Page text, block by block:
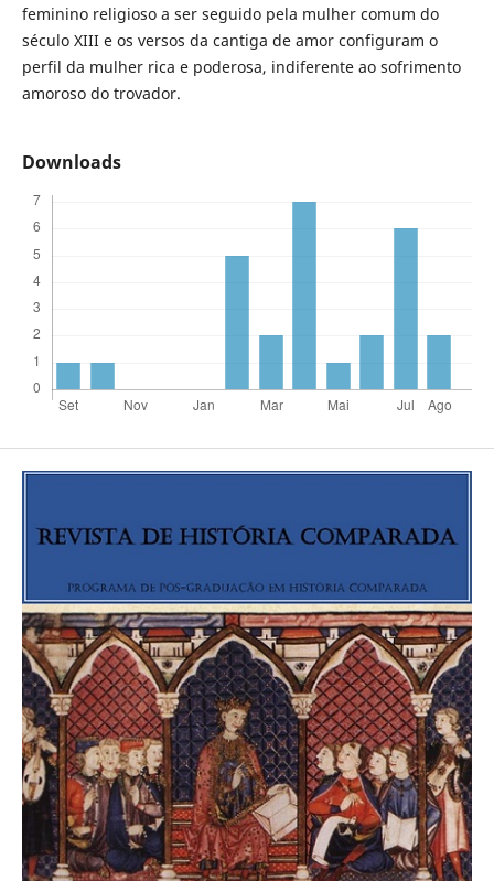
feminino religioso a ser seguido pela mulher comum do
século XIII e os versos da cantiga de amor configuram o
perfil da mulher rica e poderosa, indiferente ao sofrimento
amoroso do trovador.
Downloads